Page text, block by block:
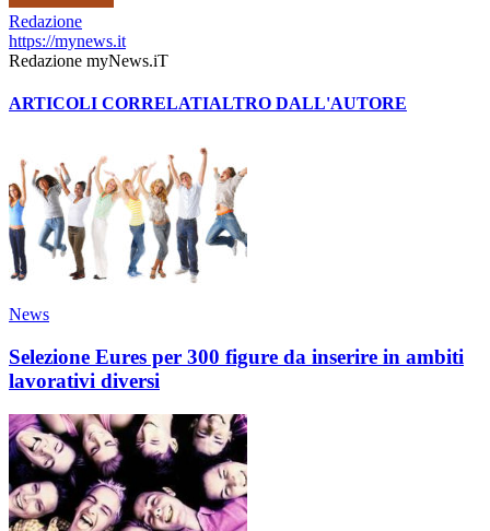
Redazione
https://mynews.it
Redazione myNews.iT
ARTICOLI CORRELATIALTRO DALL'AUTORE
News
Selezione Eures per 300 figure da inserire in ambiti
lavorativi diversi